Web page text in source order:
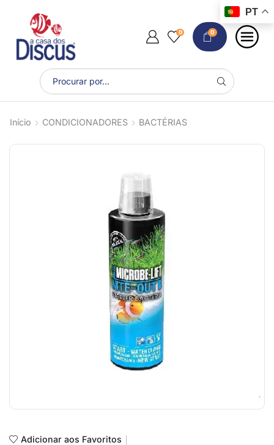
0 0
Início CONDICIONADORES BACTÉRIAS
Adicionar aos Favoritos
PT